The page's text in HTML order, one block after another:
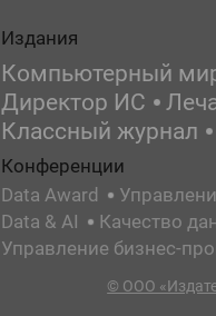
Издания
Компьютерный
Директор ИС
Классный журнал
Конференции
Data Award
Data & AI
Качество
Управление бизнес-
© ООО